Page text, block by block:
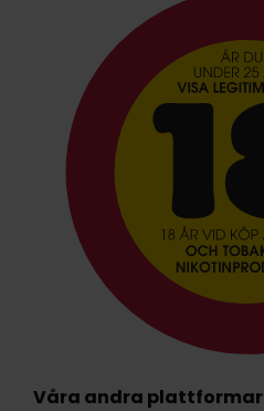
Våra andra plattformar